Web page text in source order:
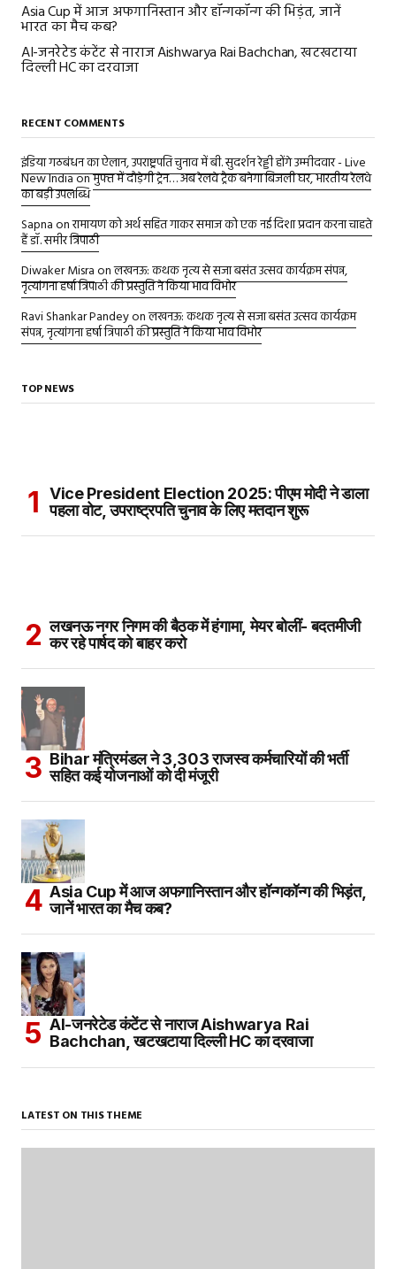
Asia Cup में आज अफगानिस्तान और हॉन्गकॉन्ग की भिड़ंत, जानें
भारत का मैच कब?
AI-जनरेटेड कंटेंट से नाराज Aishwarya Rai Bachchan, खटखटाया
दिल्ली HC का दरवाजा
RECENT COMMENTS
इंडिया गठबंधन का ऐलान, उपराष्ट्रपति चुनाव में बी. सुदर्शन रेड्डी होंगे उम्मीदवार - Live
New Indiaonमुफ्त में दौड़ेगी ट्रेन… अब रेलवे ट्रैक बनेगा बिजली घर, भारतीय रेलवे
का बड़ी उपलब्धि
Sapnaonरामायण को अर्थ सहित गाकर समाज को एक नई दिशा प्रदान करना चाहते
हैं डॉ. समीर त्रिपाठी
Diwaker Misraonलखनऊ: कथक नृत्य से सजा बसंत उत्सव कार्यक्रम संपन्न,
नृत्यांगना हर्षा त्रिपाठी की प्रस्तुति ने किया भाव विभोर
Ravi Shankar Pandeyonलखनऊ: कथक नृत्य से सजा बसंत उत्सव कार्यक्रम
संपन्न, नृत्यांगना हर्षा त्रिपाठी की प्रस्तुति ने किया भाव विभोर
TOP NEWS
Vice President Election 2025: पीएम मोदी ने डाला
पहला वोट, उपराष्ट्रपति चुनाव के लिए मतदान शुरू
लखनऊ नगर निगम की बैठक में हंगामा, मेयर बोलीं- बदतमीजी
कर रहे पार्षद को बाहर करो
Bihar मंत्रिमंडल ने 3,303 राजस्व कर्मचारियों की भर्ती
सहित कई योजनाओं को दी मंजूरी
Asia Cup में आज अफगानिस्तान और हॉन्गकॉन्ग की भिड़ंत,
जानें भारत का मैच कब?
AI-जनरेटेड कंटेंट से नाराज Aishwarya Rai
Bachchan, खटखटाया दिल्ली HC का दरवाजा
LATEST ON THIS THEME